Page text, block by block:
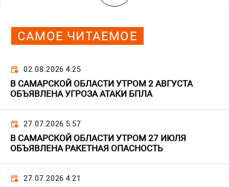
САМОЕ ЧИТАЕМОЕ
02.08.2026 4:25
В САМАРСКОЙ ОБЛАСТИ УТРОМ 2 АВГУСТА
ОБЪЯВЛЕНА УГРОЗА АТАКИ БПЛА
27.07.2026 5:57
В САМАРСКОЙ ОБЛАСТИ УТРОМ 27 ИЮЛЯ
ОБЪЯВЛЕНА РАКЕТНАЯ ОПАСНОСТЬ
27.07.2026 4:21